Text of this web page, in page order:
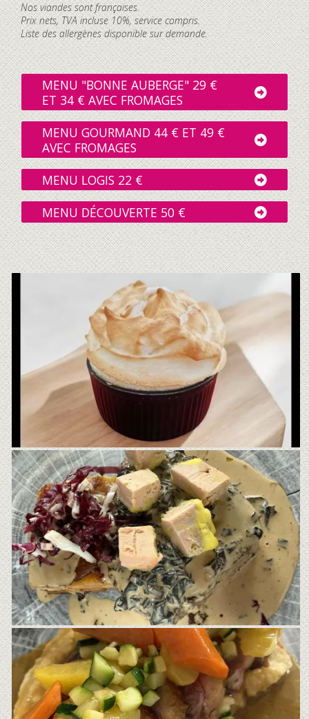
Nos viandes sont françaises.
Prix nets, TVA incluse 10%, service compris.
Liste des allergènes disponible sur demande.
MENU "BONNE AUBERGE" 29 €
ET 34 € AVEC FROMAGES
MENU GOURMAND 44 € ET 49 €
AVEC FROMAGES
MENU LOGIS 22 €
MENU DÉCOUVERTE 50 €